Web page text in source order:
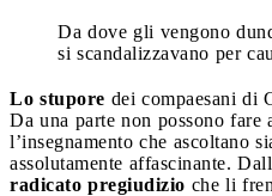
Da dove gli vengono
si scandalizzavano per
Lo stupore dei compaesani di
Da una parte non possono fare
l’insegnamento che ascoltano
assolutamente affascinante.
radicato pregiudizio che li